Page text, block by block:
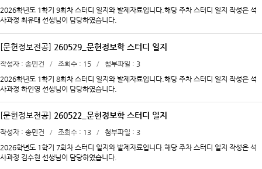
2026학년도 1학기 9회차 스터디 일지와 발제자료입니다.해당 주차 스터디 일지 작성은 석
사과정 최유태 선생님이 담당하였습니다.
[문헌정보전공] 260529_문헌정보학 스터디 일지
작성자 송민건 조회수 15 첨부파일
3
2026학년도 1학기 8회차 스터디 일지와 발제자료입니다.해당 주차 스터디 일지 작성은 석
사과정 하인영 선생님이 담당하였습니다.
[문헌정보전공] 260522_문헌정보학 스터디 일지
작성자 송민건 조회수 13 첨부파일
3
2026학년도 1학기 7회차 스터디 일지와 발제자료입니다.해당 주차 스터디 일지 작성은 석
사과정 김수현 선생님이 담당하였습니다.